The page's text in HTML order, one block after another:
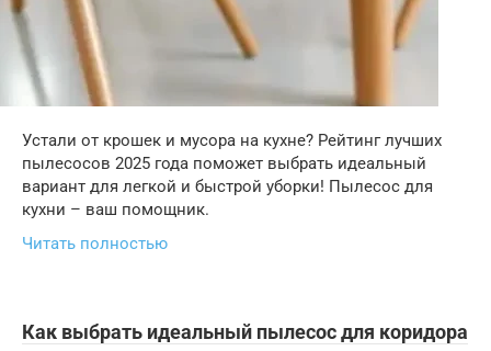
Устали от крошек и мусора на кухне? Рейтинг лучших
пылесосов 2025 года поможет выбрать идеальный
вариант для легкой и быстрой уборки! Пылесос для
кухни – ваш помощник.
Читать полностью
Как выбрать идеальный пылесос для коридора